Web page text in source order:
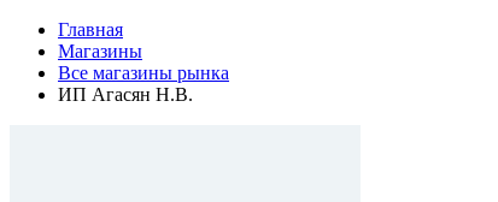
Главная
Магазины
Все магазины рынка
ИП Агасян Н.В.